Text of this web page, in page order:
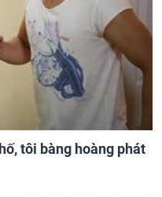
tôi bàng hoàng phát